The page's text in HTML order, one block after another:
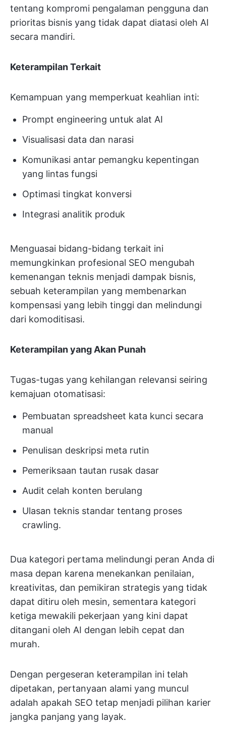
tentang kompromi pengalaman pengguna dan
prioritas bisnis yang tidak dapat diatasi oleh AI
secara mandiri.
Keterampilan Terkait
Kemampuan yang memperkuat keahlian inti:
Prompt engineering untuk alat AI
Visualisasi data dan narasi
Komunikasi antar pemangku kepentingan
yang lintas fungsi
Optimasi tingkat konversi
Integrasi analitik produk
Menguasai bidang-bidang terkait ini
memungkinkan profesional SEO mengubah
kemenangan teknis menjadi dampak bisnis,
sebuah keterampilan yang membenarkan
kompensasi yang lebih tinggi dan melindungi
dari komoditisasi.
Keterampilan yang Akan Punah
Tugas-tugas yang kehilangan relevansi seiring
kemajuan otomatisasi:
Pembuatan spreadsheet kata kunci secara
manual
Penulisan deskripsi meta rutin
Pemeriksaan tautan rusak dasar
Audit celah konten berulang
Ulasan teknis standar tentang proses
crawling.
Dua kategori pertama melindungi peran Anda di
masa depan karena menekankan penilaian,
kreativitas, dan pemikiran strategis yang tidak
dapat ditiru oleh mesin, sementara kategori
ketiga mewakili pekerjaan yang kini dapat
ditangani oleh AI dengan lebih cepat dan
murah.
Dengan pergeseran keterampilan ini telah
dipetakan, pertanyaan alami yang muncul
adalah apakah SEO tetap menjadi pilihan karier
jangka panjang yang layak.